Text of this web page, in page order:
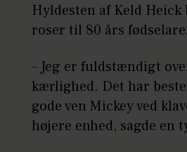
Hyldesten af Keld
roser til 80 års
– Jeg er fuldstændigt
kærlighed. Det har
gode ven Mickey ved
højere enhed, sagde en